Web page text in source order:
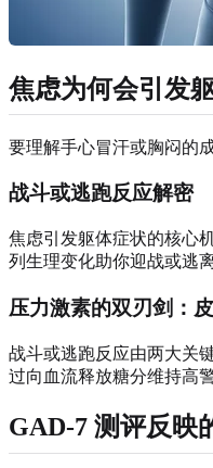
焦虑为何会引发
要理解手心冒汗或胸闷的
战斗或逃跑反应解密
焦虑引发躯体症状的核心
列生理变化助你迎战或逃
压力激素的双刃剑：
战斗或逃跑反应由两大关
过向血流释放糖分维持高
GAD-7 测评反映